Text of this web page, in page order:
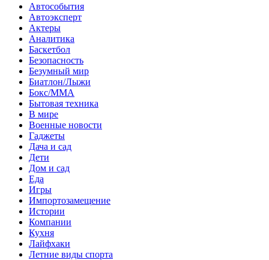
Автособытия
Автоэксперт
Актеры
Аналитика
Баскетбол
Безопасность
Безумный мир
Биатлон/Лыжи
Бокс/MMA
Бытовая техника
В мире
Военные новости
Гаджеты
Дача и сад
Дети
Дом и сад
Еда
Игры
Импортозамещение
Истории
Компании
Кухня
Лайфхаки
Летние виды спорта